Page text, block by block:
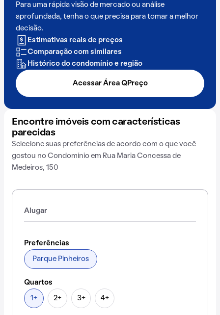
Para uma rápida visão de mercado ou análise
aprofundada, tenha o que precisa para tomar a melhor
decisão.
Estimativas reais de preços
Comparação com similares
Histórico do condomínio e região
Acessar Área QPreço
Encontre imóveis com características
parecidas
Selecione suas preferências de acordo com o que você
gostou no Condomínio em Rua Maria Concessa de
Medeiros, 150
Alugar
Preferências
Parque Pinheiros
Quartos
1+ 2+ 3+ 4+